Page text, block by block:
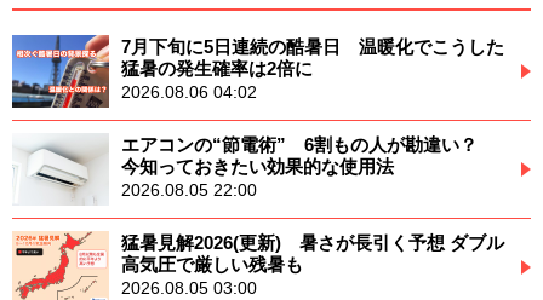
7月下旬に5日連続の酷暑日 温暖化でこうした
猛暑の発生確率は2倍に
2026.08.06 04:02
エアコンの“節電術” 6割もの人が勘違い？
今知っておきたい効果的な使用法
2026.08.05 22:00
猛暑見解2026(更新) 暑さが長引く予想 ダブル
高気圧で厳しい残暑も
2026.08.05 03:00